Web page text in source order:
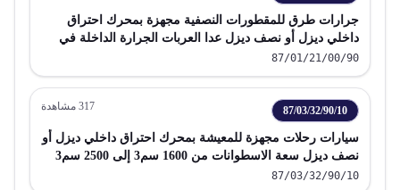
جرارات طرق للمقطورات النصفية مجهزة بمحرك احتراق
داخلي ديزل أو نصف ديزل عدا العربات الجرارة الداخلة في
البند 87 09 وحدات مفككة
87/01/21/00/90
87/03/32/90/10
317 مشاهدة
سيارات رحلات مجهزة للمعيشة بمحرك احتراق داخلي ديزل أو
نصف ديزل سعة الاسطوانات من 1600 سم3 إلى 2500 سم3
87/03/32/90/10